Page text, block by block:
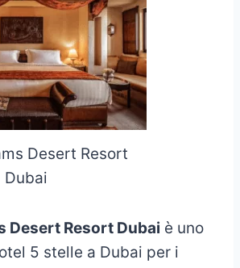
Desert Resort
Dubai
Desert Resort Dubai è uno
5 stelle a Dubai per i